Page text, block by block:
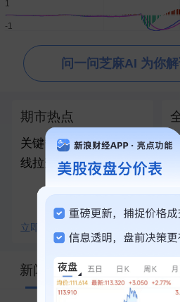
问一问芝麻AI 为你
期市热点
关键数据出炉，金价直
线拉升
立即查看
新闻 股市汇
47.23万
分析